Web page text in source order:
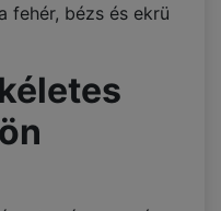
fehér, bézs és ekrü